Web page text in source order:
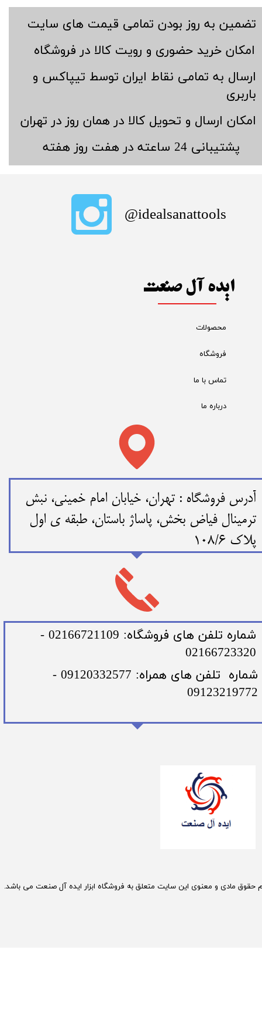
​تضمین به روز بودن تمامی قیمت های سایت
​امکان خرید حضوری و رویت کالا در فروشگاه
​ارسال به تمامی نقاط ایران توسط تیپاکس و
باربری
​امکان ارسال و تحویل کالا در همان روز در تهران
​پشتیبانی 24 ساعته در هفت روز هفته
حقوق مادی و معنوی این سایت متعلق به فروشگاه ابزار ایده آل صنعت می باشد.
ایده آل صنعت
محصولات
فروشگاه
تماس با ما
درباره ما
​idealsanattools@
​​آدرس فروشگاه : تهران، خیابان امام خمینی، نبش
ترمینال فیاض بخش، پاساژ باستان، طبقه ی اول
پلاک 108/6
​شماره تلفن های فروشگاه: 02166721109 -
02166723320
​شماره تلفن های همراه: 09120332577 -
09123219772